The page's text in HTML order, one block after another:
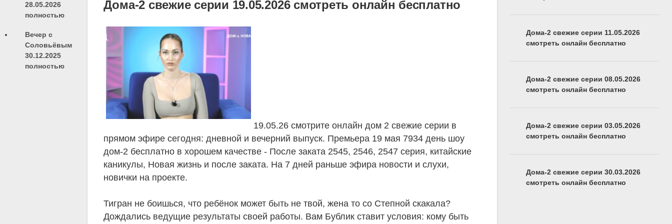
28.05.2026
полностью
Вечер с
Соловьёвым
30.12.2025
полностью
Дома-2 свежие серии 19.05.2026 смотреть онлайн бесплатно
19.05.26 смотрите онлайн дом 2 свежие серии в
прямом эфире сегодня: дневной и вечерний выпуск. Премьера 19 мая 7934 день шоу
дом-2 бесплатно в хорошем качестве - После заката 2545, 2546, 2547 серия, китайские
каникулы, Новая жизнь и после заката. На 7 дней раньше эфира новости и слухи,
новички на проекте.
Тигран не боишься, что ребёнок может быть не твой, жена то со Степной скакала?
Дождались ведущие результаты своей работы. Вам Бублик ставит условия: кому быть
Дома-2 свежие серии 11.05.2026
смотреть онлайн бесплатно
Дома-2 свежие серии 08.05.2026
смотреть онлайн бесплатно
Дома-2 свежие серии 03.05.2026
смотреть онлайн бесплатно
Дома-2 свежие серии 30.03.2026
смотреть онлайн бесплатно